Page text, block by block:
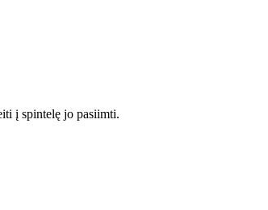
į spintelę jo pasiimti.